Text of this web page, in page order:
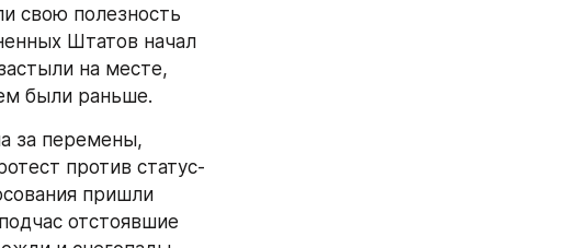
Бушу
то ни стало
предпочли
программе
специалистам.
реализация
неминуемо